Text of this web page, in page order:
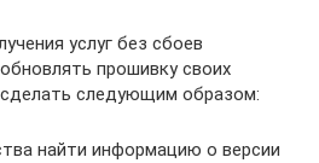
услуг без сбоев
прошивку своих
следующим образом:
найти информацию о версии